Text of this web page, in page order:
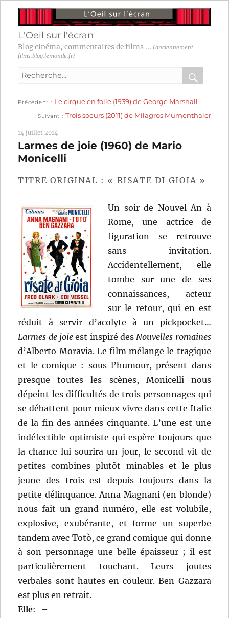
L'Oeil sur l'écran
Blog cinéma, commentaires de films ... (anciennement
films.blog.lemonde.fr)
Recherche
:
OK
Navigation
l’article
Précédent
précédente :
Le cirque en folie (1939) de George Marshall
Suivant
suivante :
Trois soeurs (2011) de Milagros Mumenthaler
14 juillet 2014
Larmes de joie (1960) de Mario
Monicelli
TITRE ORIGINAL : « RISATE DI GIOIA »
Un soir de Nouvel An à
Rome, une actrice de
figuration se retrouve
sans invitation.
Accidentellement, elle
tombe sur une de ses
connaissances, acteur
sur le retour, qui en est
réduit à servir d’acolyte à un pickpocket…
Larmes de joieest inspiré desNouvelles romaines
d’Alberto Moravia. Le film mélange le tragique
et le comique : sous l’humour, présent dans
presque toutes les scènes, Monicelli nous
dépeint les difficultés de trois personnages qui
se débattent pour mieux vivre dans cette Italie
de la fin des années cinquante. L’une est une
indéfectible optimiste qui espère toujours que
la chance lui sourira un jour, le second vit de
petites combines plutôt minables et le plus
jeune des trois est depuis toujours dans la
petite délinquance. Anna Magnani (en blonde)
nous fait un grand numéro, elle est volubile,
explosive, exubérante, et forme un superbe
tandem avec Totò, ce grand comique qui donne
à son personnage une belle épaisseur ; il est
particulièrement touchant. Leurs joutes
verbales sont hautes en couleur. Ben Gazzara
est plus en retrait.
Elle:
–